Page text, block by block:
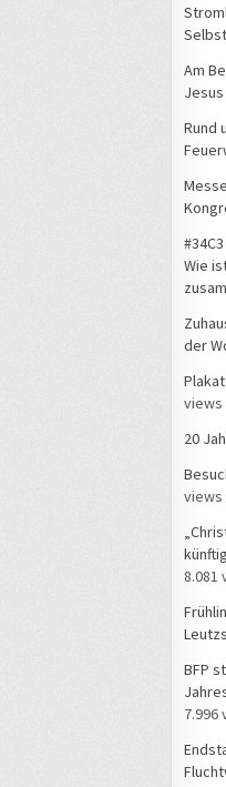
Am
Jesus
Rund
Wie
der
views
20
views
8.081
BFP
7.996